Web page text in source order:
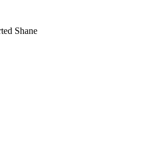
Shane